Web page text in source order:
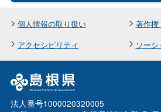
個人情報の取り扱い
著作権
アクセシビリティ
ソー
法人番号1000020320005